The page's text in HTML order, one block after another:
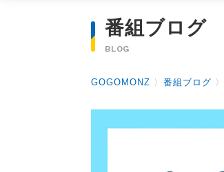
番組ブログ
BLOG
GOGOMONZ 〉 番組ブログ 〉